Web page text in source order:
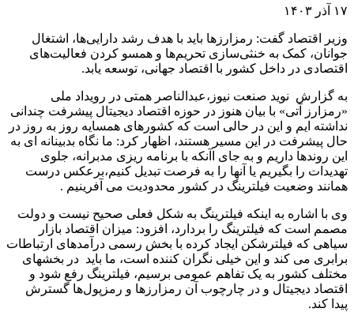
۱۷ آذر ۱۴۰۳
وزیر اقتصاد گفت: رمزارزها باید با هدف رشد دارایی‌ها، اشتغال
جوانان، کمک به خنثی‌سازی تحریم‌ها و همسو کردن فعالیت‌های
اقتصادی در داخل کشور با اقتصاد جهانی، توسعه یابد.
به گزارش نوید صنعت نیوز،عبدالناصر همتی در رویداد ملی
«رمزارز آتی» با بیان هنوز در حوزه اقتصاد دیجیتال پیشرفت چندانی
نداشته ایم و این در حالی است که کشورهای همسایه روز به روز در
حال پیشرفت در این مسیر هستند، اظهار کرد: ما نگاه بدبینانه ای به
این روندها داریم و به جای اآنکه با برنامه ریزی مدبرانه، جلوی
تهدیدات را بگیریم یا آنها را به فرصت تبدیل کنیم،برعکس درست
همانند وضعیت فیلترینگ در کشور محدودیت می آفرینیم .
وی با اشاره به اینکه فیلترینگ به شکل فعلی صحیح نیست و دولت
مصمم است که فیلترینگ را بردارد، افزود: میزان اقتصاد بازار
سیاهی که فیلترشکن ایجاد کرده با بخش رسمی درآمدهای ارتباطات
برابری می کند و این خیلی نگران کننده است، ما باید در بخشهای
مختلف کشور به یک تفاهم عمومی برسیم، فیلترینگ رفع شود و
اقتصاد دیجیتال و در چارچوب آن رمزارزها و رمزپول‌ها گسترش
پیدا کند.